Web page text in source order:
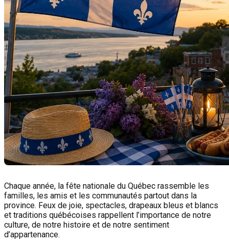
Chaque année, la fête nationale du Québec rassemble les
familles, les amis et les communautés partout dans la
province. Feux de joie, spectacles, drapeaux bleus et blancs
et traditions québécoises rappellent l’importance de notre
culture, de notre histoire et de notre sentiment
d’appartenance.